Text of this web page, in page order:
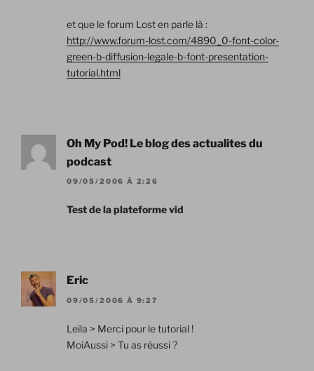
et que le forum Lost en parle là :
http://www.forum-lost.com/4890_0-font-color-
green-b-diffusion-legale-b-font-presentation-
tutorial.html
Oh My Pod! Le blog des actualites du
podcast
09/05/2006 À 2:26
Test de la plateforme vid
Eric
09/05/2006 À 9:27
Leila > Merci pour le tutorial !
MoiAussi > Tu as réussi ?